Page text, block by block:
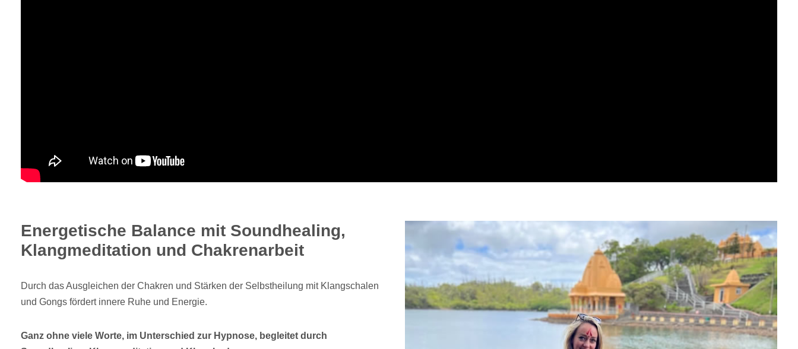
Energetische Balance mit Soundhealing,
Klangmeditation und Chakrenarbeit
Durch das Ausgleichen der Chakren und Stärken der Selbstheilung mit Klangschalen
und Gongs fördert innere Ruhe und Energie.
Ganz ohne viele Worte, im Unterschied zur Hypnose, begleitet durch